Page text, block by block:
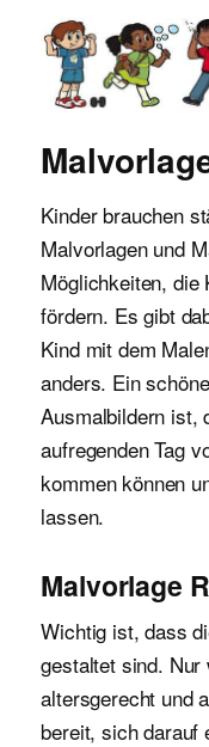
Kinder brauchen
Malvorlagen und
Möglichkeiten, die
fördern. Es gibt
Kind mit dem
anders. Ein
Ausmalbildern ist,
aufregenden Tag
kommen können
lassen.
Malvorlage
Wichtig ist, dass
gestaltet sind. Nur
altersgerecht und
bereit, sich darauf